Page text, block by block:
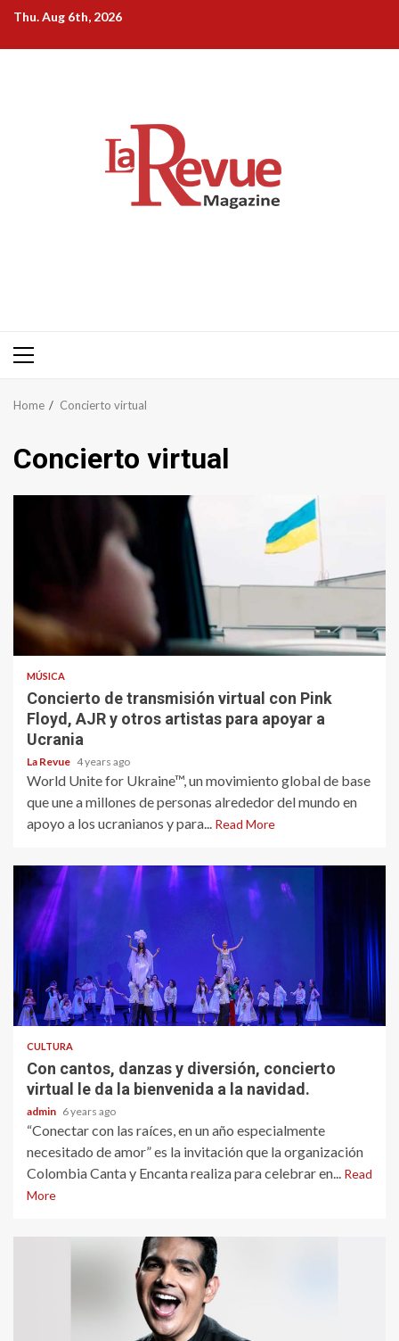
Skip
content
Thu. Aug 6th, 2026
Primary
Home Concierto virtual
Concierto virtual
MÚSICA
Concierto de transmisión virtual con Pink
Floyd, AJR y otros artistas para apoyar a
Ucrania
La Revue 4 years ago
World Unite for Ukraine™, un movimiento global de base
que une a millones de personas alrededor del mundo en
apoyo a los ucranianos y para... Read More
CULTURA
Con cantos, danzas y diversión, concierto
virtual le da la bienvenida a la navidad.
admin 6 years ago
“Conectar con las raíces, en un año especialmente
necesitado de amor” es la invitación que la organización
Colombia Canta y Encanta realiza para celebrar en... Read
More